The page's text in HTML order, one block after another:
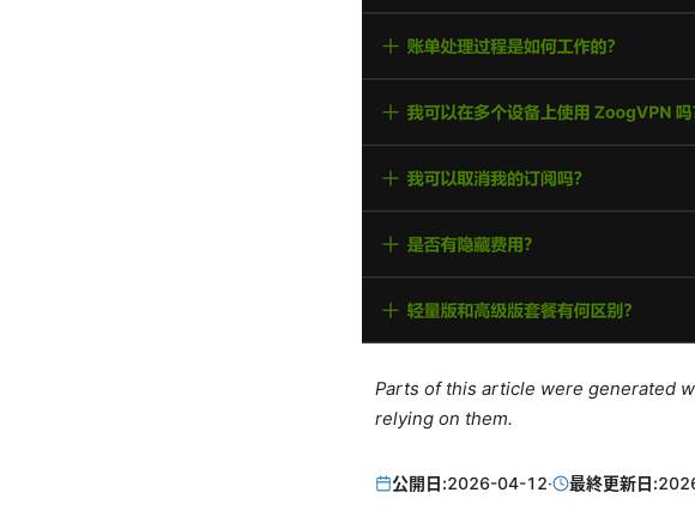
Parts of this article were generated
relying on them.
公開日:2026-04-12· 最終更新日: